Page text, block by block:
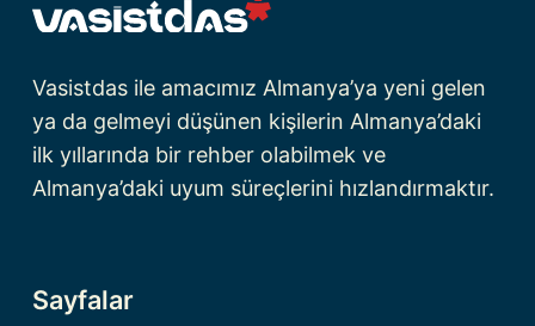
Vasistdas ile amacımız Almanya’ya yeni gelen
ya da gelmeyi düşünen kişilerin Almanya’daki
ilk yıllarında bir rehber olabilmek ve
Almanya’daki uyum süreçlerini hızlandırmaktır.
Sayfalar